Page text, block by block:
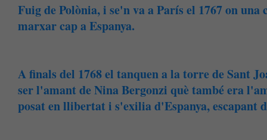
Fuig de Polònia, i se'n va a París el 1767 on
marxar cap a Espanya.
A finals del 1768 el tanquen a la torre de Sant
ser l'amant de Nina Bergonzi què també era
posat en llibertat i s'exilia d'Espanya, escapant